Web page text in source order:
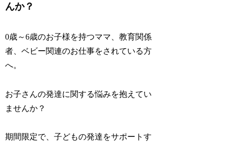
んか？
0歳～6歳のお子様を持つママ、教育関係
者、ベビー関連のお仕事をされている方
へ。
お子さんの発達に関する悩みを抱えてい
ませんか？
期間限定で、子どもの発達をサポートす